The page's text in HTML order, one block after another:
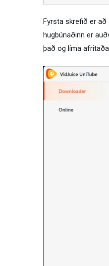
Fyrsta skrefið er að
hugbúnaðinn er
það og líma